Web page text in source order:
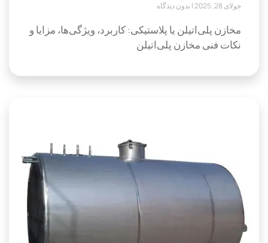
جولای 28, 2025 بدون دیدگاه
مخازن پلی‌اتیلن یا پلاستیکی: کاربرد، ویژگی‌ها، مزایا و
نکات فنی مخازن پلی‌اتیلن